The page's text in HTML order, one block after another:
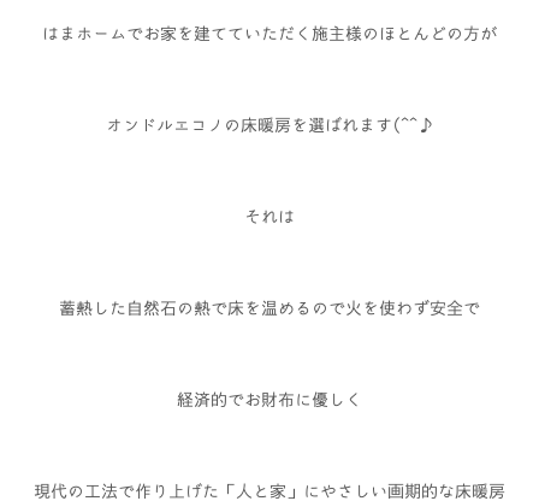
はまホームでお家を建てていただく施主様のほとんどの方が
オンドルエコノの床暖房を選ばれます(^^♪
それは
蓄熱した自然石の熱で床を温めるので火を使わず安全で
経済的でお財布に優しく
現代の工法で作り上げた「人と家」にやさしい画期的な床暖房